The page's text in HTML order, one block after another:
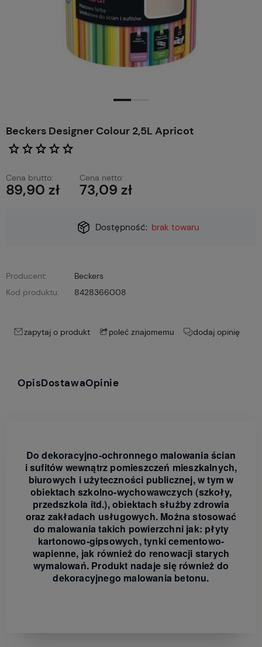
Beckers Designer Colour 2,5L Apricot
Cena brutto:
89,90 zł
Cena netto:
73,09 zł
Dostępność: brak towaru
Producent:
Beckers
Kod produktu:
8428366008
zapytaj o produkt poleć znajomemu dodaj opinię
OpisDostawaOpinie
Do dekoracyjno-ochronnego malowania ścian
i sufitów wewnątrz pomieszczeń mieszkalnych,
biurowych i użyteczności publicznej, w tym w
obiektach szkolno-wychowawczych (szkoły,
przedszkola itd.), obiektach służby zdrowia
oraz zakładach usługowych. Można stosować
do malowania takich powierzchni jak: płyty
kartonowo-gipsowych, tynki cementowo-
wapienne, jak również do renowacji starych
wymalowań. Produkt nadaje się również do
dekoracyjnego malowania betonu.